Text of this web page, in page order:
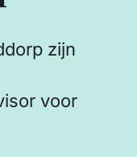
zijn
voor